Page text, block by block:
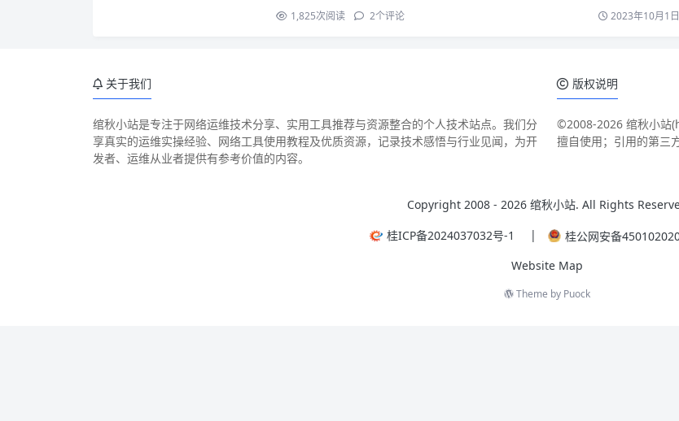
1,825次阅读 2个评论 2023年10月1日
关于我们
绾秋小站是专注于网络运维技术分享、实用工具推荐与资源整合的个人技术站点。我们分
享真实的运维实操经验、网络工具使用教程及优质资源，记录技术感悟与行业见闻，为开
发者、运维从业者提供有参考价值的内容。
版权说明
©2008-2026 绾秋小站
擅自使用；引用的第三
Copyright 2008 - 2026 绾秋小站. All Rights
桂ICP备2024037032号-1 |
桂公网安备
Website Map
Theme by Puock